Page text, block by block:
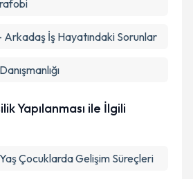
İş Hayatındaki Sorunlar
Yapılanması ile İlgili
Çocuklarda Gelişim Süreçleri